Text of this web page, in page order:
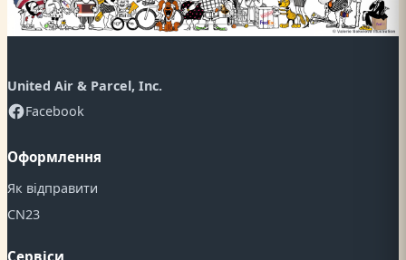
United Air & Parcel, Inc.
Facebook
Оформлення
Як відправити
CN23